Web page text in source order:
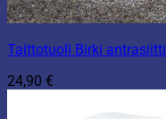
Taittotuoli Birki antrasiitti
24,90 €